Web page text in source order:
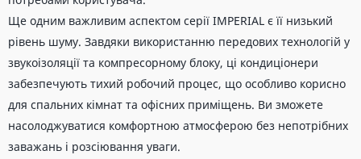
Ще одним важливим аспектом серії IMPERIAL є її низький
рівень шуму. Завдяки використанню передових технологій у
звукоізоляції та компресорному блоку, ці кондиціонери
забезпечують тихий робочий процес, що особливо корисно
для спальних кімнат та офісних приміщень. Ви зможете
насолоджуватися комфортною атмосферою без непотрібних
заважань і розсіювання уваги.